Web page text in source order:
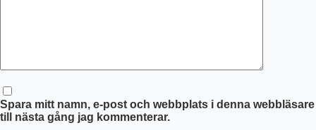
Spara mitt namn, e-post och webbplats i denna webbläsare
till nästa gång jag kommenterar.